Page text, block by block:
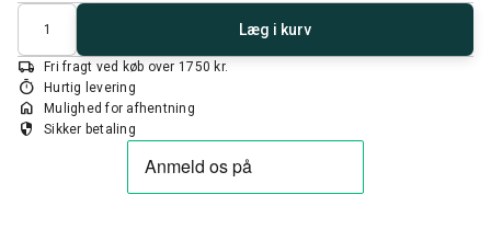
Antal
Læg i kurv
local_shipping Fri fragt ved køb over 1750 kr.
timer Hurtig levering
home Mulighed for afhentning
security Sikker betaling